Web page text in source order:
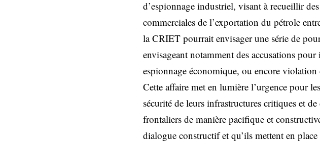
d’espionnage industriel, visant à recueillir
commerciales de l’exportation du pétrole
la CRIET pourrait envisager une série de
envisageant notamment des accusations
espionnage économique, ou encore violation
Cette affaire met en lumière l’urgence pour
sécurité de leurs infrastructures critiques et
frontaliers de manière pacifique et
dialogue constructif et qu’ils mettent en